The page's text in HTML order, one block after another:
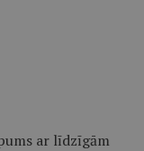
ar līdzīgām